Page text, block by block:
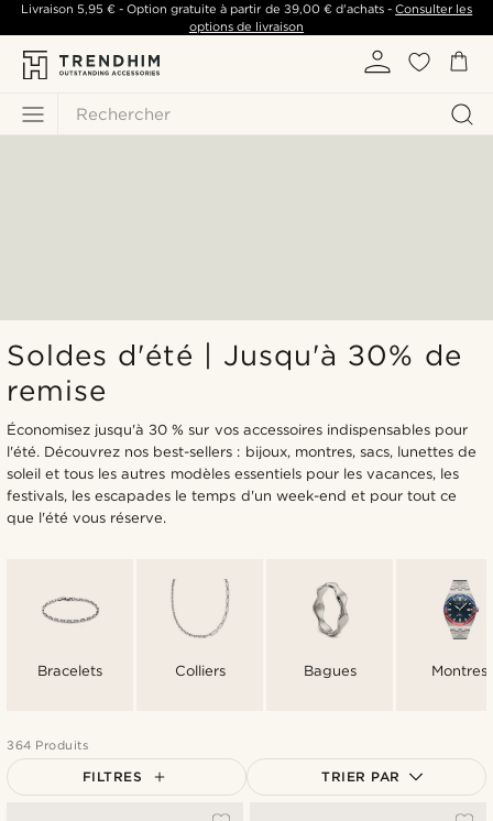
Rechercher
Livraison 5,95 €- Option gratuite à partir de 39,00 €d'achats -Consulter les
options de livraison
Soldes d'été | Jusqu'à 30% de
remise
Économisez jusqu'à 30 % sur vos accessoires indispensables pour
l'été. Découvrez nos best-sellers : bijoux, montres, sacs, lunettes de
soleil et tous les autres modèles essentiels pour les vacances, les
festivals, les escapades le temps d'un week-end et pour tout ce
que l'été vous réserve.
Bracelets Colliers Bagues Montres
364 Produits
FILTRES TRIER PAR